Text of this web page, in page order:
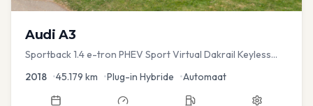
Audi A3
Sportback 1.4 e-tron PHEV Sport Virtual Dakrail Keyless
2018 •45.179 km •Plug-in Hybride •Automaat